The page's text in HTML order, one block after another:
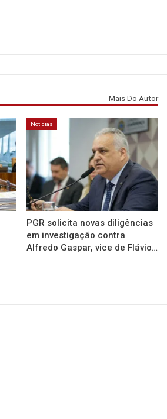
Mais Do Autor
Notícias
PGR solicita novas diligências
em investigação contra
Alfredo Gaspar, vice de Flávio…